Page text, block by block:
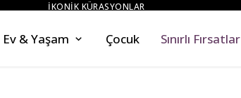
ZAHMETSİZ STİL
Ev & Yaşam Çocuk Sınırlı Fırsatlar